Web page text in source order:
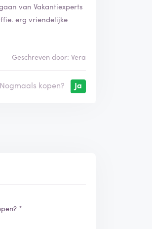
van Vakantiexperts
erg vriendelijke
Geschreven door: Vera
Nogmaals kopen? Ja
*